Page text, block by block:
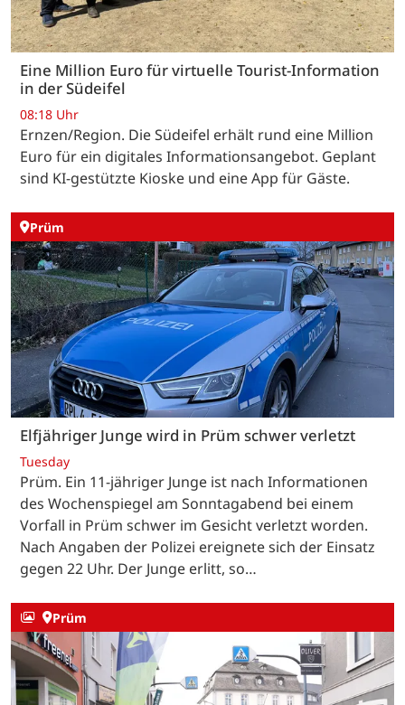
Eine Million Euro für virtuelle Tourist-Information
in der Südeifel
08:18 Uhr
Ernzen/Region. Die Südeifel erhält rund eine Million
Euro für ein digitales Informationsangebot. Geplant
sind KI-gestützte Kioske und eine App für Gäste.
Prüm
Elfjähriger Junge wird in Prüm schwer verletzt
Tuesday
Prüm. Ein 11-jähriger Junge ist nach Informationen
des Wochenspiegel am Sonntagabend bei einem
Vorfall in Prüm schwer im Gesicht verletzt worden.
Nach Angaben der Polizei ereignete sich der Einsatz
gegen 22 Uhr. Der Junge erlitt, so…
Prüm